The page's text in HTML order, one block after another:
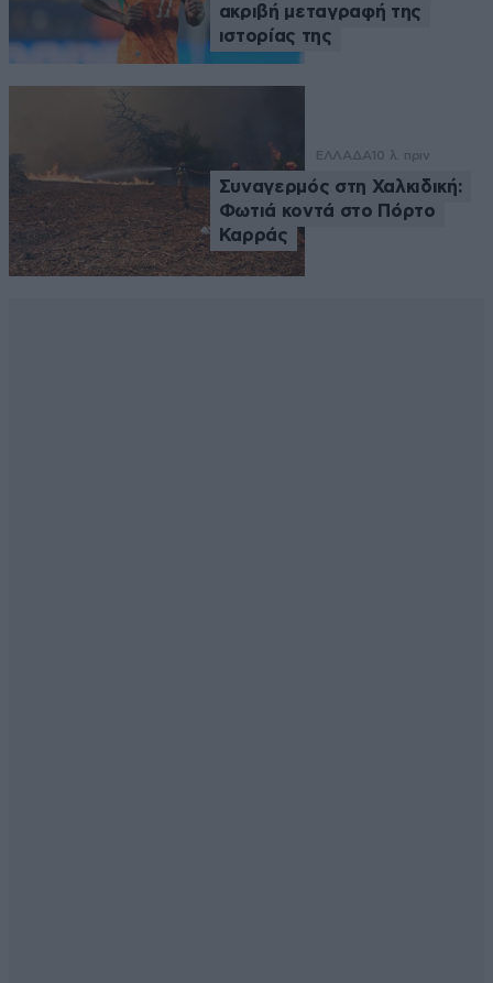
ακριβή μεταγραφή της
ιστορίας της
ΕΛΛΑΔΑ 10 λ. πριν
Συναγερμός στη Χαλκιδική:
Φωτιά κοντά στο Πόρτο
Καρράς